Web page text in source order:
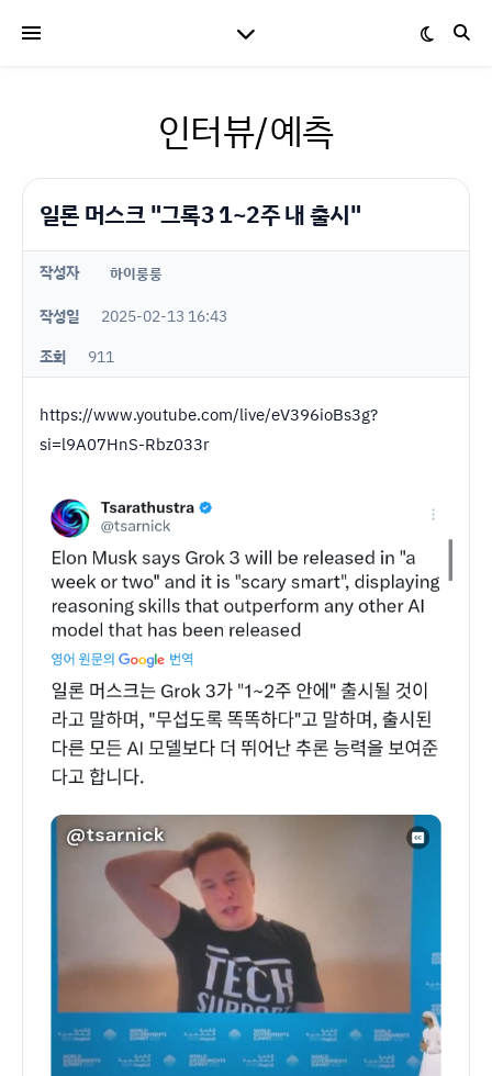
인터뷰/예측
일론 머스크 "그록3 1~2주 내 출시"
작성자 하이룽룽
작성일
2025-02-13 16:43
조회
911
https://www.youtube.com/live/eV396ioBs3g?
si=l9A07HnS-Rbz033r